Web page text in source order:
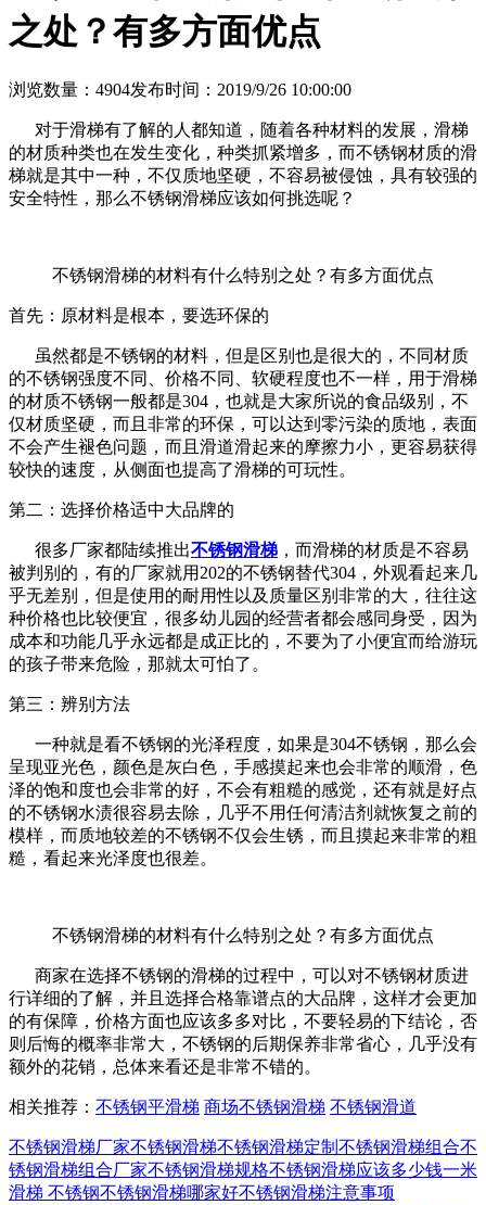
之处？有多方面优点
浏览数量：4904发布时间：2019/9/26 10:00:00
对于滑梯有了解的人都知道，随着各种材料的发展，滑梯
的材质种类也在发生变化，种类抓紧增多，而不锈钢材质的滑
梯就是其中一种，不仅质地坚硬，不容易被侵蚀，具有较强的
安全特性，那么不锈钢滑梯应该如何挑选呢？
不锈钢滑梯的材料有什么特别之处？有多方面优点
首先：原材料是根本，要选环保的
虽然都是不锈钢的材料，但是区别也是很大的，不同材质
的不锈钢强度不同、价格不同、软硬程度也不一样，用于滑梯
的材质不锈钢一般都是304，也就是大家所说的食品级别，不
仅材质坚硬，而且非常的环保，可以达到零污染的质地，表面
不会产生褪色问题，而且滑道滑起来的摩擦力小，更容易获得
较快的速度，从侧面也提高了滑梯的可玩性。
第二：选择价格适中大品牌的
很多厂家都陆续推出不锈钢滑梯 ，而滑梯的材质是不容易
被判别的，有的厂家就用202的不锈钢替代304，外观看起来几
乎无差别，但是使用的耐用性以及质量区别非常的大，往往这
种价格也比较便宜，很多幼儿园的经营者都会感同身受，因为
成本和功能几乎永远都是成正比的，不要为了小便宜而给游玩
的孩子带来危险，那就太可怕了。
第三：辨别方法
一种就是看不锈钢的光泽程度，如果是304不锈钢，那么会
呈现亚光色，颜色是灰白色，手感摸起来也会非常的顺滑，色
泽的饱和度也会非常的好，不会有粗糙的感觉，还有就是好点
的不锈钢水渍很容易去除，几乎不用任何清洁剂就恢复之前的
模样，而质地较差的不锈钢不仅会生锈，而且摸起来非常的粗
糙，看起来光泽度也很差。
不锈钢滑梯的材料有什么特别之处？有多方面优点
商家在选择不锈钢的滑梯的过程中，可以对不锈钢材质进
行详细的了解，并且选择合格靠谱点的大品牌，这样才会更加
的有保障，价格方面也应该多多对比，不要轻易的下结论，否
则后悔的概率非常大，不锈钢的后期保养非常省心，几乎没有
额外的花销，总体来看还是非常不错的。
相关推荐： 不锈钢平滑梯 商场不锈钢滑梯 不锈钢滑道
不锈钢滑梯厂家不锈钢滑梯不锈钢滑梯定制 不锈钢滑梯组合不
锈钢滑梯组合厂家不锈钢滑梯规格不锈钢滑梯应该多少钱一米
滑梯 不锈钢不锈钢滑梯哪家好不锈钢滑梯注意事项